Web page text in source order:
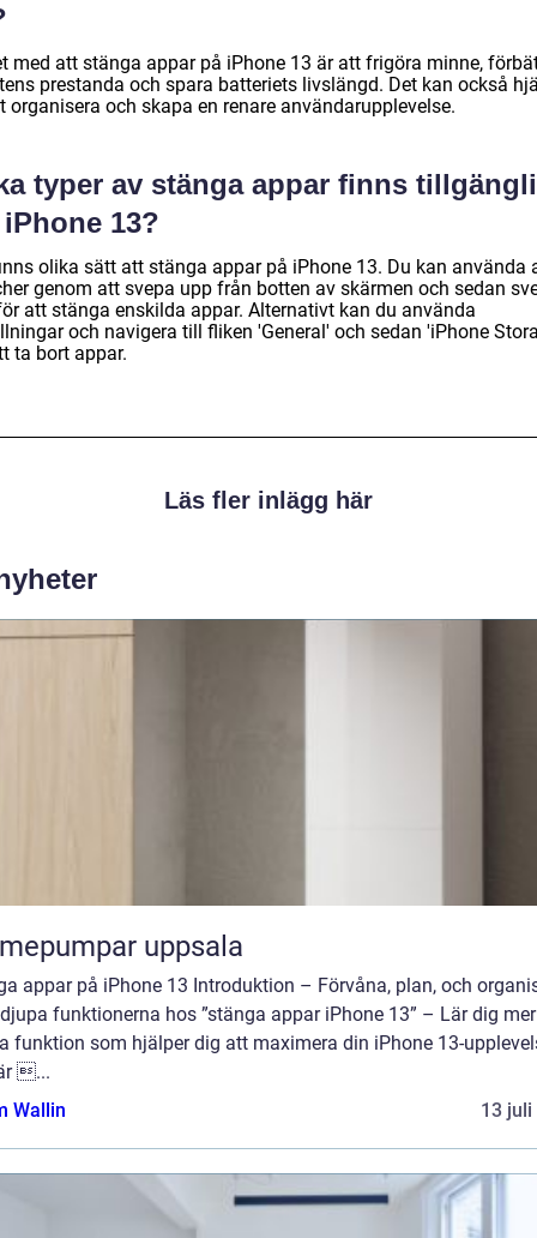
med att stänga appar på iPhone 13 är att frigöra minne,
prestanda och spara batteriets livslängd. Det kan också
organisera och skapa en renare användarupplevelse.
typer av stänga appar finns
13?
olika sätt att stänga appar på iPhone 13. Du kan använda
genom att svepa upp från botten av skärmen och sedan
att stänga enskilda appar. Alternativt kan du använda
och navigera till fliken 'General' och sedan 'iPhone
ta bort appar.
Läs fler inlägg här
uppsala
appar på iPhone 13 Introduktion – Förvåna, plan, och
funktionerna hos ”stänga appar iPhone 13” – Lär dig
funktion som hjälper dig att maximera din iPhone 13-
...
Wallin
13 juli